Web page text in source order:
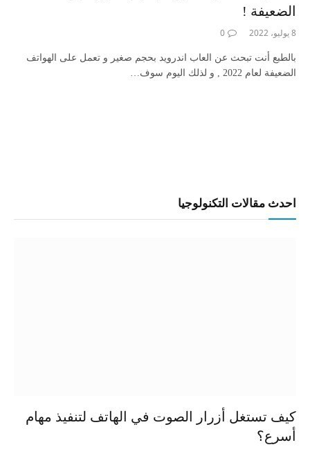
الضعيفة !
8 يوليو، 2022 0
بالطبع أنت تبحث عن العاب اندرويد بحجم صغير و تعمل على الهواتف
الضعيفة لعام 2022 , و لذلك اليوم سوف…
احدث مقالات التكنولوجيا
كيف تستغل أزرار الصوت في الهاتف لتنفيذ مهام
أسرع؟